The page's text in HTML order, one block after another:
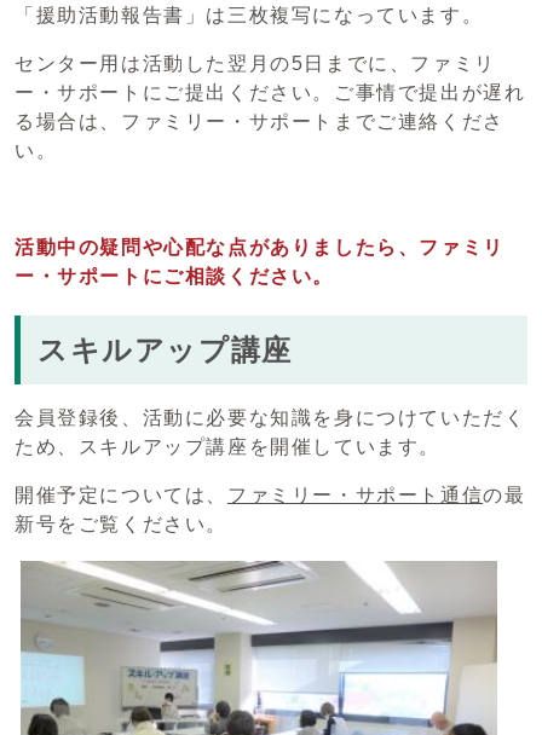
「援助活動報告書」は三枚複写になっています。
センター用は活動した翌月の5日までに、ファミリ
ー・サポートにご提出ください。ご事情で提出が遅れ
る場合は、ファミリー・サポートまでご連絡くださ
い。
活動中の疑問や心配な点がありましたら、ファミリ
ー・サポートにご相談ください。
スキルアップ講座
会員登録後、活動に必要な知識を身につけていただく
ため、スキルアップ講座を開催しています。
開催予定については、 ファミリー・サポート通信の最
新号をご覧ください。